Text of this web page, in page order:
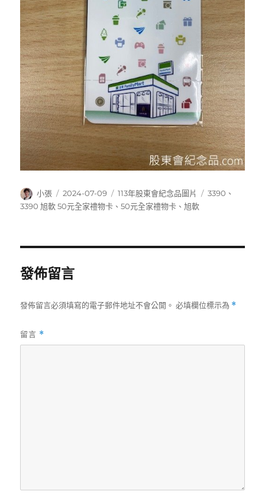
作
者
小張
發
佈
2024-07-09
分
類
113年股東會紀念品圖片
標
3390 、
3390 旭軟 50元全家禮物卡 、50元全家禮物卡 、旭軟
發佈留言
發佈留言必須填寫的電子郵件地址不會公開。 必填欄位標示為 *
留言 *